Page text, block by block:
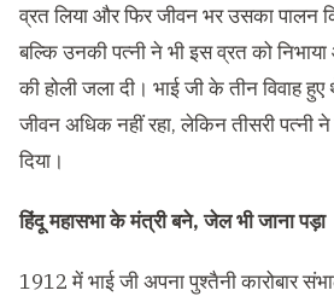
व्रत लिया और फिर जीवन भर उसका पालन
बल्कि उनकी पत्नी ने भी इस व्रत को
की होली जला दी। भाई जी के तीन विवाह हुए
जीवन अधिक नहीं रहा,लेकिन तीसरी पत्नी
दिया।
हिंदूमहासभाकेमंत्रीबने,जेलभीजानापड़ा
1912में भाई जी अपना पुश्तैनी कारोबार